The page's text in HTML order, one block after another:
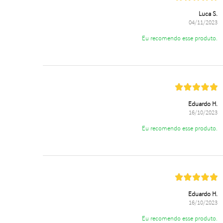
Luca S.
04/11/2023
Eu recomendo esse produto.
Eduardo H.
16/10/2023
Eu recomendo esse produto.
Eduardo H.
16/10/2023
Eu recomendo esse produto.